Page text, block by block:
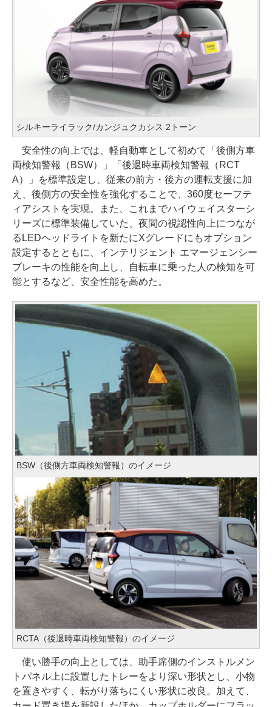
シルキーライラック/カンジュクカシス 2トーン
安全性の向上では、軽自動車として初めて「後側方車
両検知警報（BSW）」「後退時車両検知警報（RCT
A）」を標準設定し、従来の前方・後方の運転支援に加
え、後側方の安全性を強化することで、360度セーフテ
ィアシストを実現。また、これまでハイウェイスターシ
リーズに標準装備していた、夜間の視認性向上につなが
るLEDヘッドライトを新たにXグレードにもオプション
設定するとともに、インテリジェント エマージェンシー
ブレーキの性能を向上し、自転車に乗った人の検知を可
能とするなど、安全性能を高めた。
BSW（後側方車両検知警報）のイメージ
RCTA（後退時車両検知警報）のイメージ
使い勝手の向上としては、助手席側のインストルメン
トパネル上に設置したトレーをより深い形状とし、小物
を置きやすく、転がり落ちにくい形状に改良。加えて、